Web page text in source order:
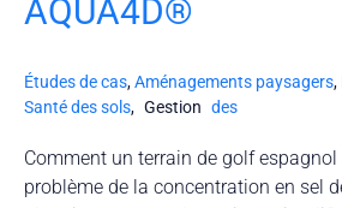
AQUA4D®
Études de cas,Aménagements paysagers,
Santé des sols, Gestion des
Comment un terrain de golf
problème de la concentration en sel